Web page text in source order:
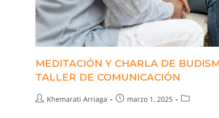
MEDITACIÓN Y CHARLA DE
TALLER DE COMUNICACIÓN
Khemarati Arriaga marzo 1, 2025